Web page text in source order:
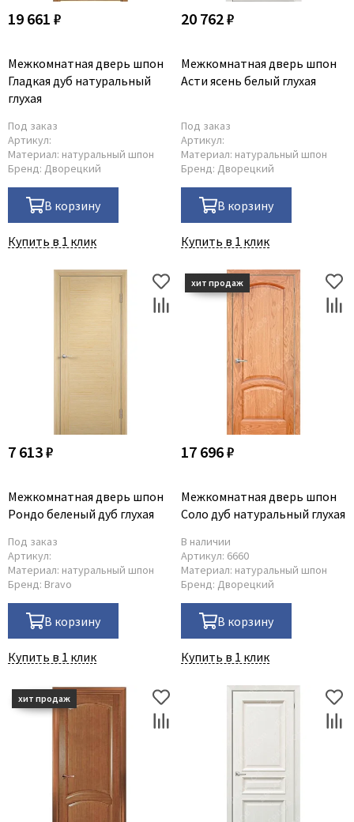
19 661 ₽
Межкомнатная дверь шпон
Гладкая дуб натуральный
глухая
Под заказ
Артикул:
Материал: натуральный шпон
Бренд: Дворецкий
В корзину
Купить в 1 клик
20 762 ₽
Межкомнатная дверь шпон
Асти ясень белый глухая
Под заказ
Артикул:
Материал: натуральный шпон
Бренд: Дворецкий
В корзину
Купить в 1 клик
7 613 ₽
Межкомнатная дверь шпон
Рондо беленый дуб глухая
Под заказ
Артикул:
Материал: натуральный шпон
Бренд: Bravo
В корзину
Купить в 1 клик
17 696 ₽
Межкомнатная дверь шпон
Соло дуб натуральный глухая
В наличии
Артикул: 6660
Материал: натуральный шпон
Бренд: Дворецкий
В корзину
Купить в 1 клик